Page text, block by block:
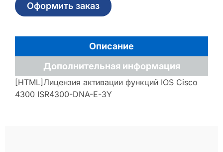
Оформить заказ
Описание
Дополнительная информация
[HTML]Лицензия активации функций IOS Cisco
4300 ISR4300-DNA-E-3Y